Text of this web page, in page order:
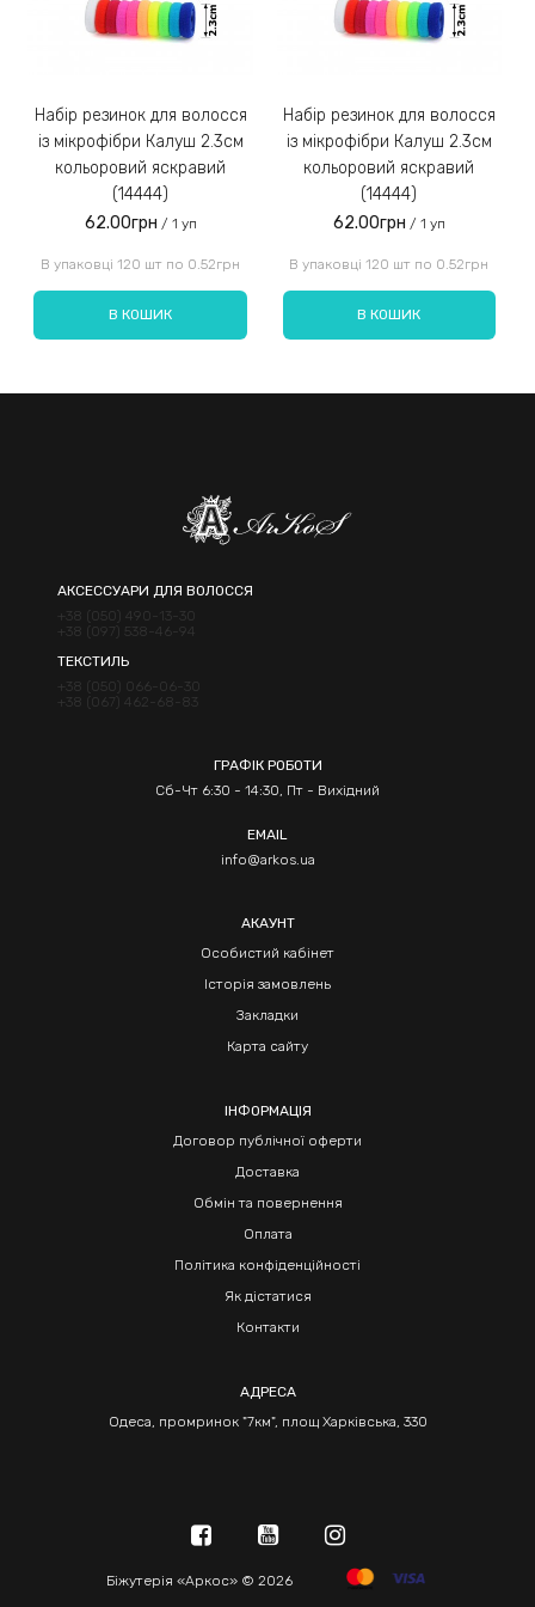
Введіть код, вказаний на зображенні:
Набір резинок для волосся
із мікрофібри Калуш 2.3см
кольоровий яскравий
(14444)
62.00грн / 1 уп
В упаковці 120 шт по 0.52грн
В КОШИК
Набір резинок для волосся
із мікрофібри Калуш 2.3см
кольоровий яскравий
(14444)
62.00грн / 1 уп
В упаковці 120 шт по 0.52грн
В КОШИК
АКСЕССУАРИ ДЛЯ ВОЛОССЯ
+38 (050) 490-13-30
+38 (097) 538-46-94
ТЕКСТИЛЬ
+38 (050) 066-06-30
+38 (067) 462-68-83
ГРАФІК РОБОТИ
Сб-Чт 6:30 - 14:30, Пт - Вихідний
EMAIL
info@arkos.ua
АКАУНТ
Особистий кабінет
Історія замовлень
Закладки
Карта сайту
ІНФОРМАЦІЯ
Договор публічної оферти
Доставка
Обмін та повернення
Оплата
Політика конфіденційності
Як дістатися
Контакти
АДРЕСА
Одеса, промринок "7км", площ Харківська, 330
Біжутерія «Аркос» © 2026